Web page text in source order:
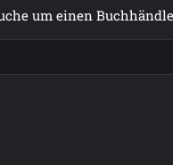
um einen